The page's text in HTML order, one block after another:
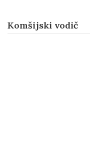
Komšijski vodič